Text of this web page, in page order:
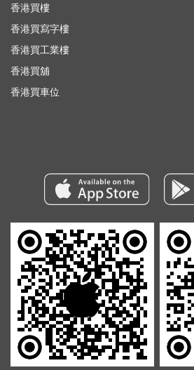
香港買樓
香港買寫字樓
香港買工業樓
香港買舖
香港買車位